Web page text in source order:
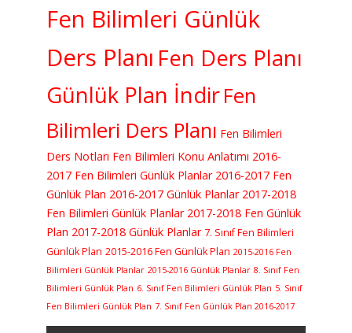
Fen Bilimleri Günlük
Ders Planı Fen Ders Planı
Günlük Plan İndirFen
Bilimleri Ders Planı Fen Bilimleri
Ders Notları Fen Bilimleri Konu Anlatımı 2016-
2017 Fen Bilimleri Günlük Planlar 2016-2017 Fen
Günlük Plan 2016-2017 Günlük Planlar 2017-2018
Fen Bilimleri Günlük Planlar 2017-2018 Fen Günlük
Plan 2017-2018 Günlük Planlar 7. Sınıf Fen Bilimleri
Günlük Plan 2015-2016 Fen Günlük Plan 2015-2016 Fen
Bilimleri Günlük Planlar 2015-2016 Günlük Planlar 8. Sınıf Fen
Bilimleri Günlük Plan 6. Sınıf Fen Bilimleri Günlük Plan 5. Sınıf
Fen Bilimleri Günlük Plan 7. Sınıf Fen Günlük Plan 2016-2017